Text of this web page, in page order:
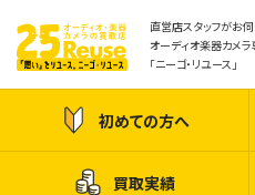
直営店スタッフがお伺
オーディオ楽器カメ
「ニーゴ・リユース」
初めての方へ
買取実績